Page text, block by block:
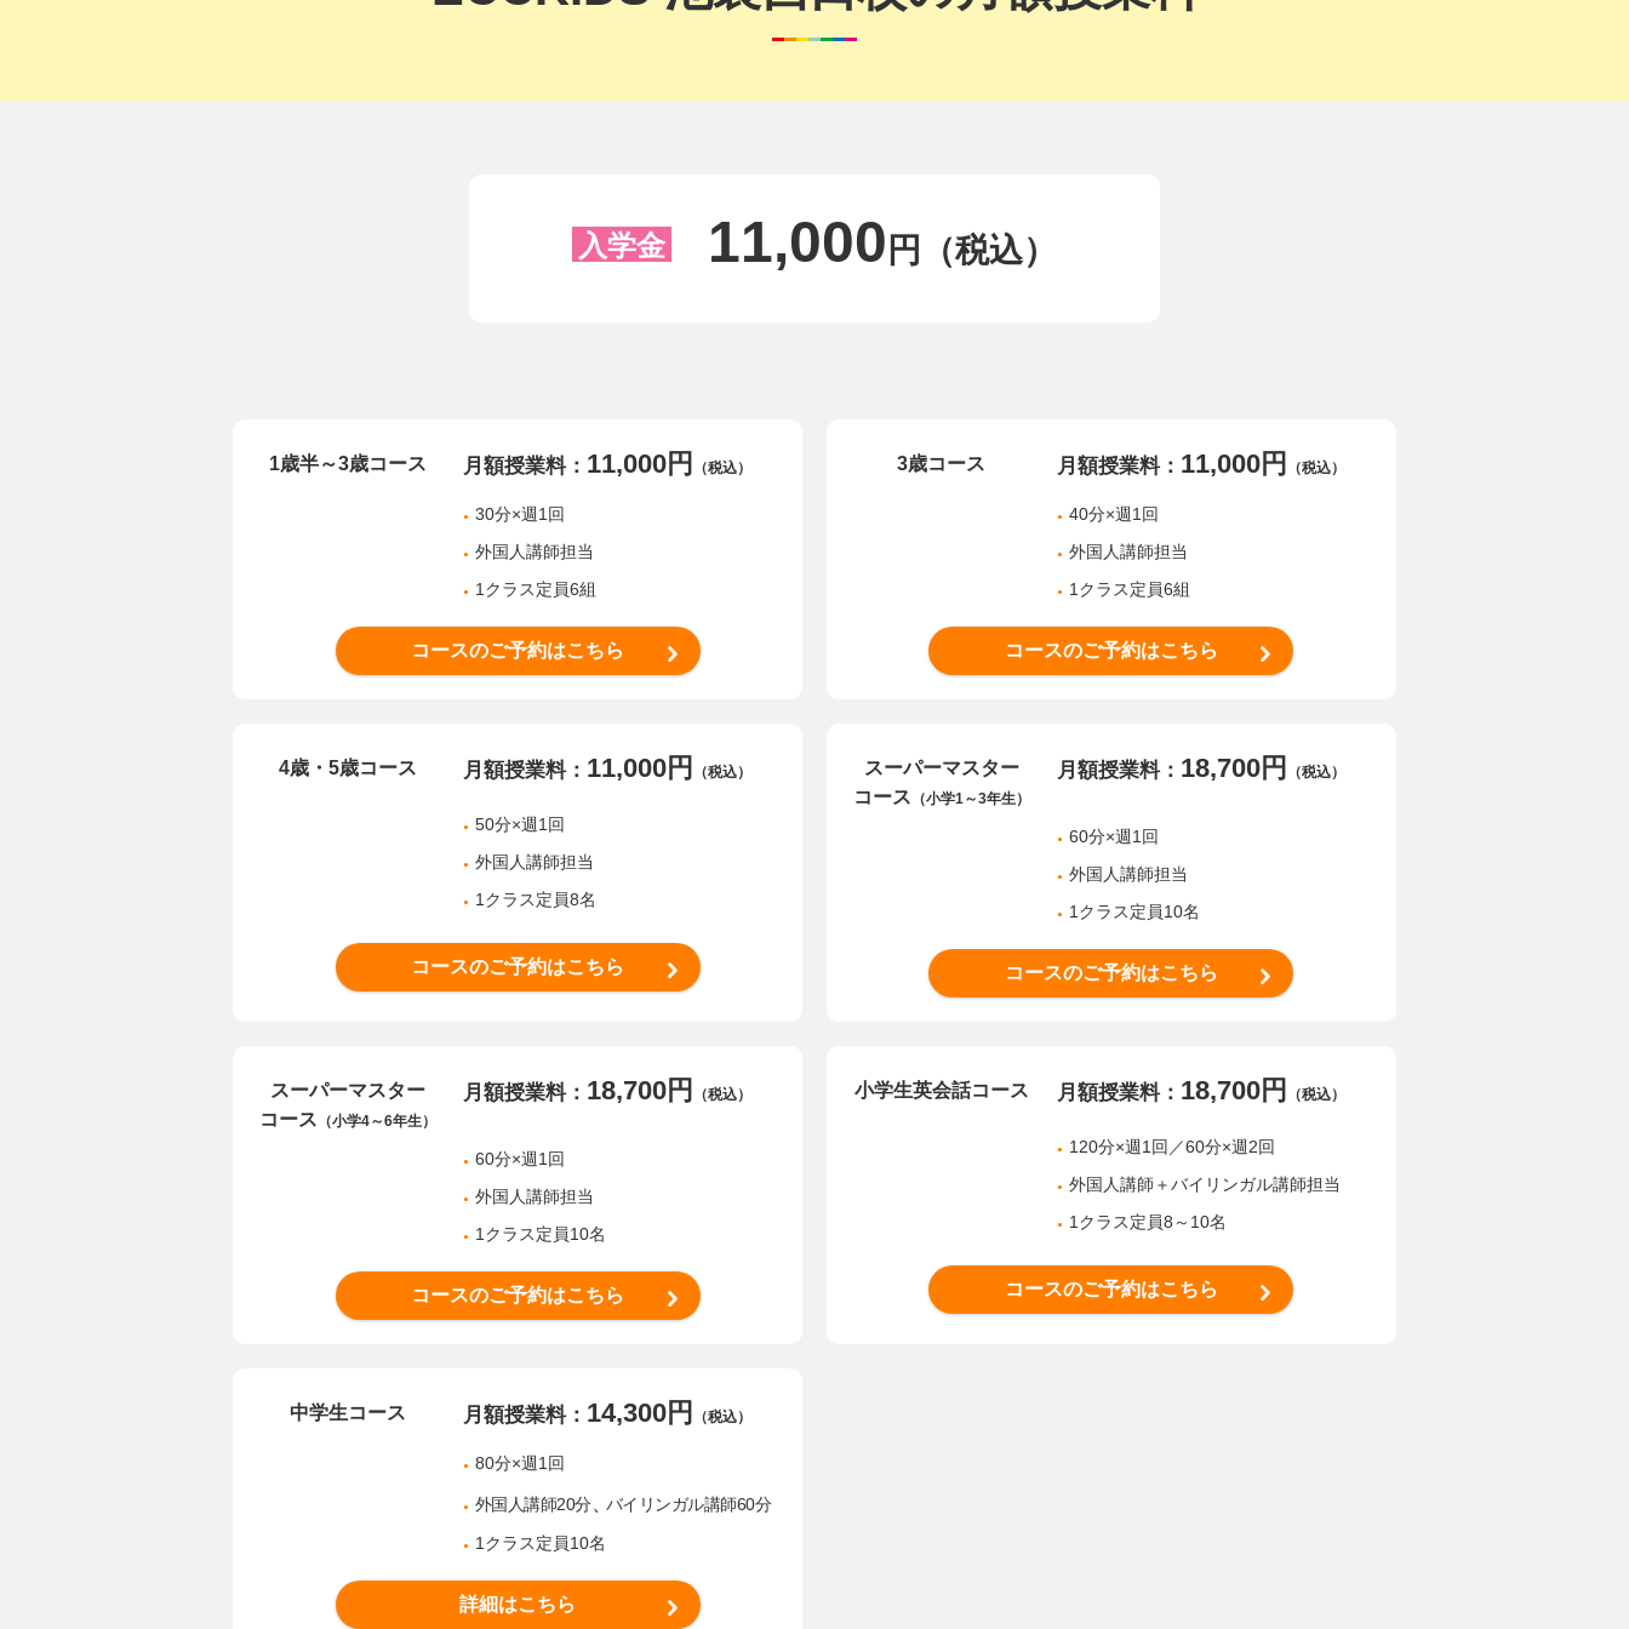
入学金 11,000 円（税込）
1歳半～3歳コース 月額授業料： 11,000円 （税込）
30分×週1回
外国人講師担当
1クラス定員6組
コースのご予約はこちら
3歳コース 月額授業料： 11,000円 （税込）
40分×週1回
外国人講師担当
1クラス定員6組
コースのご予約はこちら
4歳・5歳コース 月額授業料： 11,000円 （税込）
50分×週1回
外国人講師担当
1クラス定員8名
コースのご予約はこちら
スーパーマスター
コース （小学1～3年生）
月額授業料： 18,700円 （税込）
60分×週1回
外国人講師担当
1クラス定員10名
コースのご予約はこちら
スーパーマスター
コース （小学4～6年生）
月額授業料： 18,700円 （税込）
60分×週1回
外国人講師担当
1クラス定員10名
コースのご予約はこちら
小学生英会話コース 月額授業料： 18,700円 （税込）
120分×週1回／60分×週2回
外国人講師＋バイリンガル講師担当
1クラス定員8～10名
コースのご予約はこちら
中学生コース 月額授業料： 14,300円 （税込）
80分×週1回
外国人講師20分、 バイリンガル講師60分
1クラス定員10名
詳細はこちら